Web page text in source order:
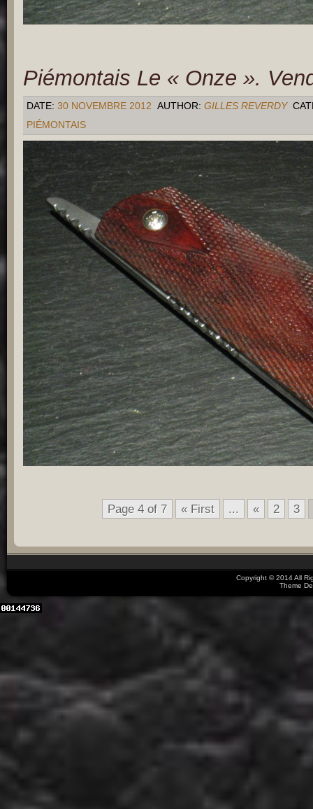
Piémontais Le « Onze ».
DATE: 30 NOVEMBRE 2012 AUTHOR: GILLES REVERDY
PIÉMONTAIS
Page 4 of 7 « First ... « 2 3
Copyright © 2014 All
Theme